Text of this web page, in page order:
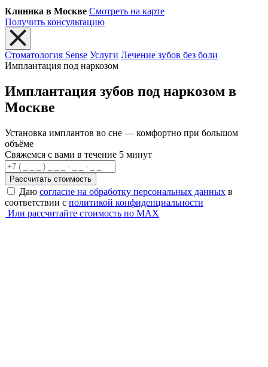
Клиника в Москве Смотреть на карте
Получить консультацию
Стоматология Sense Услуги Лечение зубов без боли
Имплантация под наркозом
Имплантация зубов под наркозом в
Москве
Установка имплантов во сне — комфортно при большом
объёме
Свяжемся с вами в течение 5 минут
Рассчитать стоимость
Даю согласие на обработку персональных данных в
соответствии с политикой конфиденциальности
Или рассчитайте стоимость по MAX